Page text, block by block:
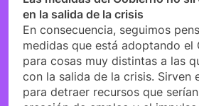
en la salida de la crisis
En consecuencia, seguimos
medidas que está adoptando el
para cosas muy distintas a las
con la salida de la crisis. Sirven
para detraer recursos que